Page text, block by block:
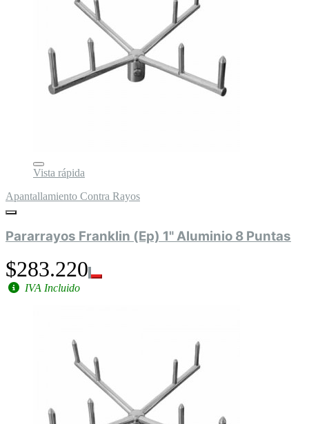
Vista rápida
Apantallamiento Contra Rayos
Pararrayos Franklin (Ep) 1" Aluminio 8 Puntas
$283.220
IVA Incluido